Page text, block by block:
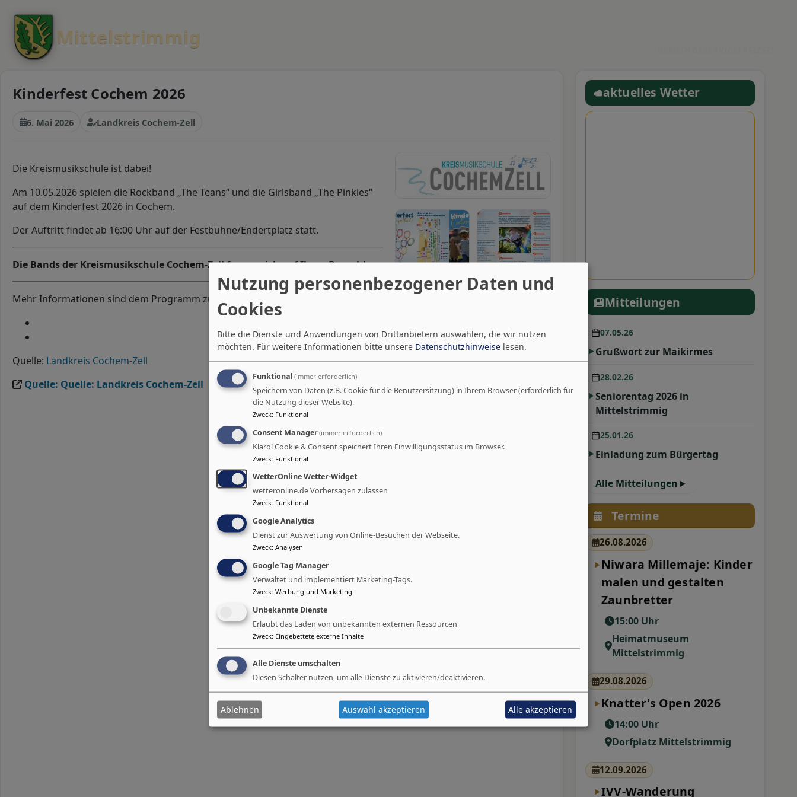
Mittelstrimmig
Kinderfest Cochem 2026
6. Mai 2026 Landkreis Cochem-Zell
Die Kreismusikschule ist dabei!
Am 10.05.2026 spielen die Rockband „The Teans“ und die Girlsband „The Pinkies“
auf dem Kinderfest 2026 in Cochem.
Der Auftritt findet ab 16:00 Uhr auf der Festbühne/Endertplatz statt.
Die Bands der Kreismusikschule Cochem-Zell freuen sich auf Ihren Besuch!
Mehr Informationen sind dem Programm zu entnehmen:
Quelle: Landkreis Cochem-Zell
Quelle: Quelle: Landkreis Cochem-Zell
aktuelles Wetter
Mitteilungen
07.05.26
Grußwort zur Maikirmes
28.02.26
Seniorentag 2026 in
Mittelstrimmig
25.01.26
Einladung zum Bürgertag
Alle Mitteilungen
Termine
26.08.2026
Niwara Millemaje: Kinder
malen und gestalten
Zaunbretter
15:00 Uhr
Heimatmuseum
Mittelstrimmig
29.08.2026
Knatter's Open 2026
14:00 Uhr
Dorfplatz Mittelstrimmig
12.09.2026
IVV-Wanderung
Nutzung personenbezogener Daten und
Cookies
Bitte die Dienste und Anwendungen von Drittanbietern auswählen, die wir nutzen
möchten. Für weitere Informationen bitte unsere Datenschutzhinweise lesen.
Funktional (immer erforderlich)
Speichern von Daten (z.B. Cookie für die Benutzersitzung) in Ihrem Browser (erforderlich für
die Nutzung dieser Website).
Zweck: Funktional
Consent Manager(immer erforderlich)
Klaro! Cookie & Consent speichert Ihren Einwilligungsstatus im Browser.
Zweck: Funktional
WetterOnline Wetter-Widget
wetteronline.de Vorhersagen zulassen
Zweck: Funktional
Google Analytics
Dienst zur Auswertung von Online-Besuchen der Webseite.
Zweck: Analysen
Google Tag Manager
Verwaltet und implementiert Marketing-Tags.
Zweck: Werbung und Marketing
Unbekannte Dienste
Erlaubt das Laden von unbekannten externen Ressourcen
Zweck: Eingebettete externe Inhalte
Alle Dienste umschalten
Diesen Schalter nutzen, um alle Dienste zu aktivieren/deaktivieren.
Ablehnen Auswahl akzeptieren Alle akzeptieren